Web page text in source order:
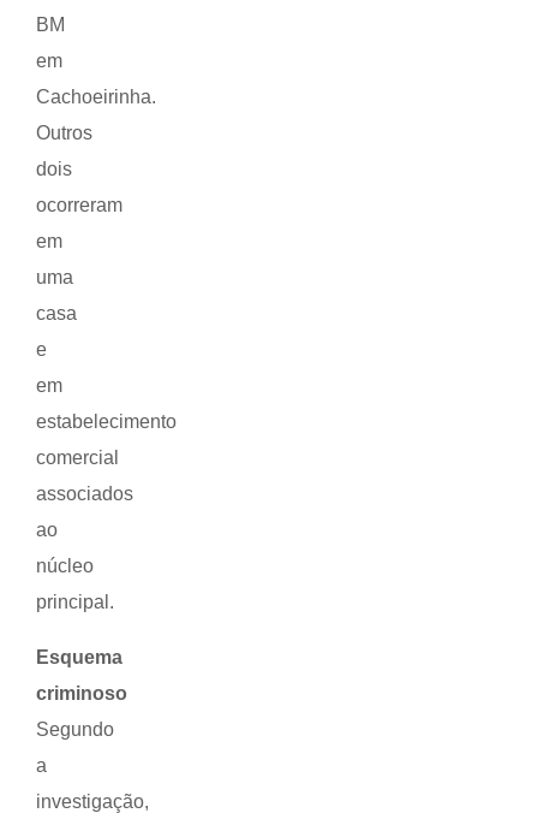
BM
em
Cachoeirinha.
Outros
dois
ocorreram
em
uma
casa
e
em
estabelecimento
comercial
associados
ao
núcleo
principal.
Esquema
criminoso
Segundo
a
investigação,